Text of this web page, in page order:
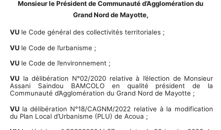
Monsieur le Président de Communauté d’Agglomération du
Grand Nord de Mayotte,
VU le Code général des collectivités territoriales ;
VU le Code de l’urbanisme ;
VU le Code de l’environnement ;
VU la délibération N°02/2020 relative à l’élection de Monsieur
Assani Saindou BAMCOLO en qualité président de la
Communauté d’Agglomération du Grand Nord de Mayotte ;
VU la délibération N°18/CAGNM/2022 relative à la modification
du Plan Local d’Urbanisme (PLU) de Acoua ;